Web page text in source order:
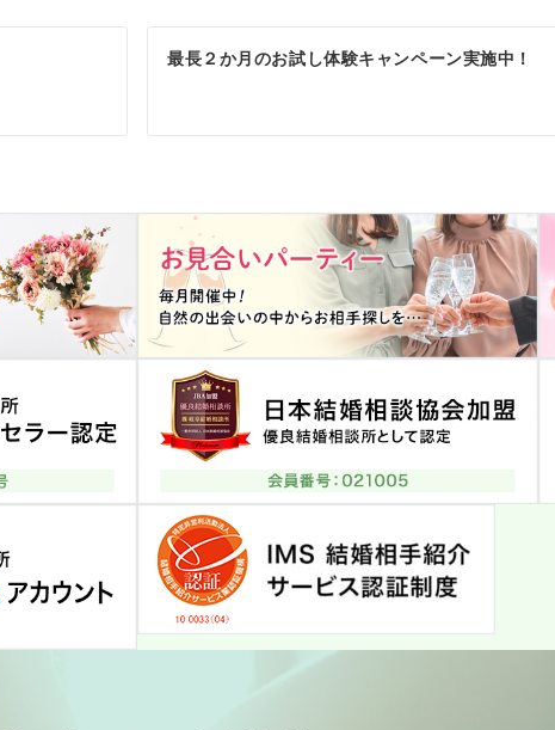
最長２か月のお試し体験キャンペーン実施中！